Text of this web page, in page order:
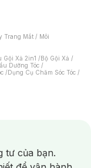
Trang Mắt / Môi
Gội Xả 2in1 /Bộ Gội Xả /
Dưỡng Tóc /
/Dụng Cụ Chăm Sóc Tóc /
/Nước Rửa Tay/
Điện/
Súc Miệng/
tư của bạn.